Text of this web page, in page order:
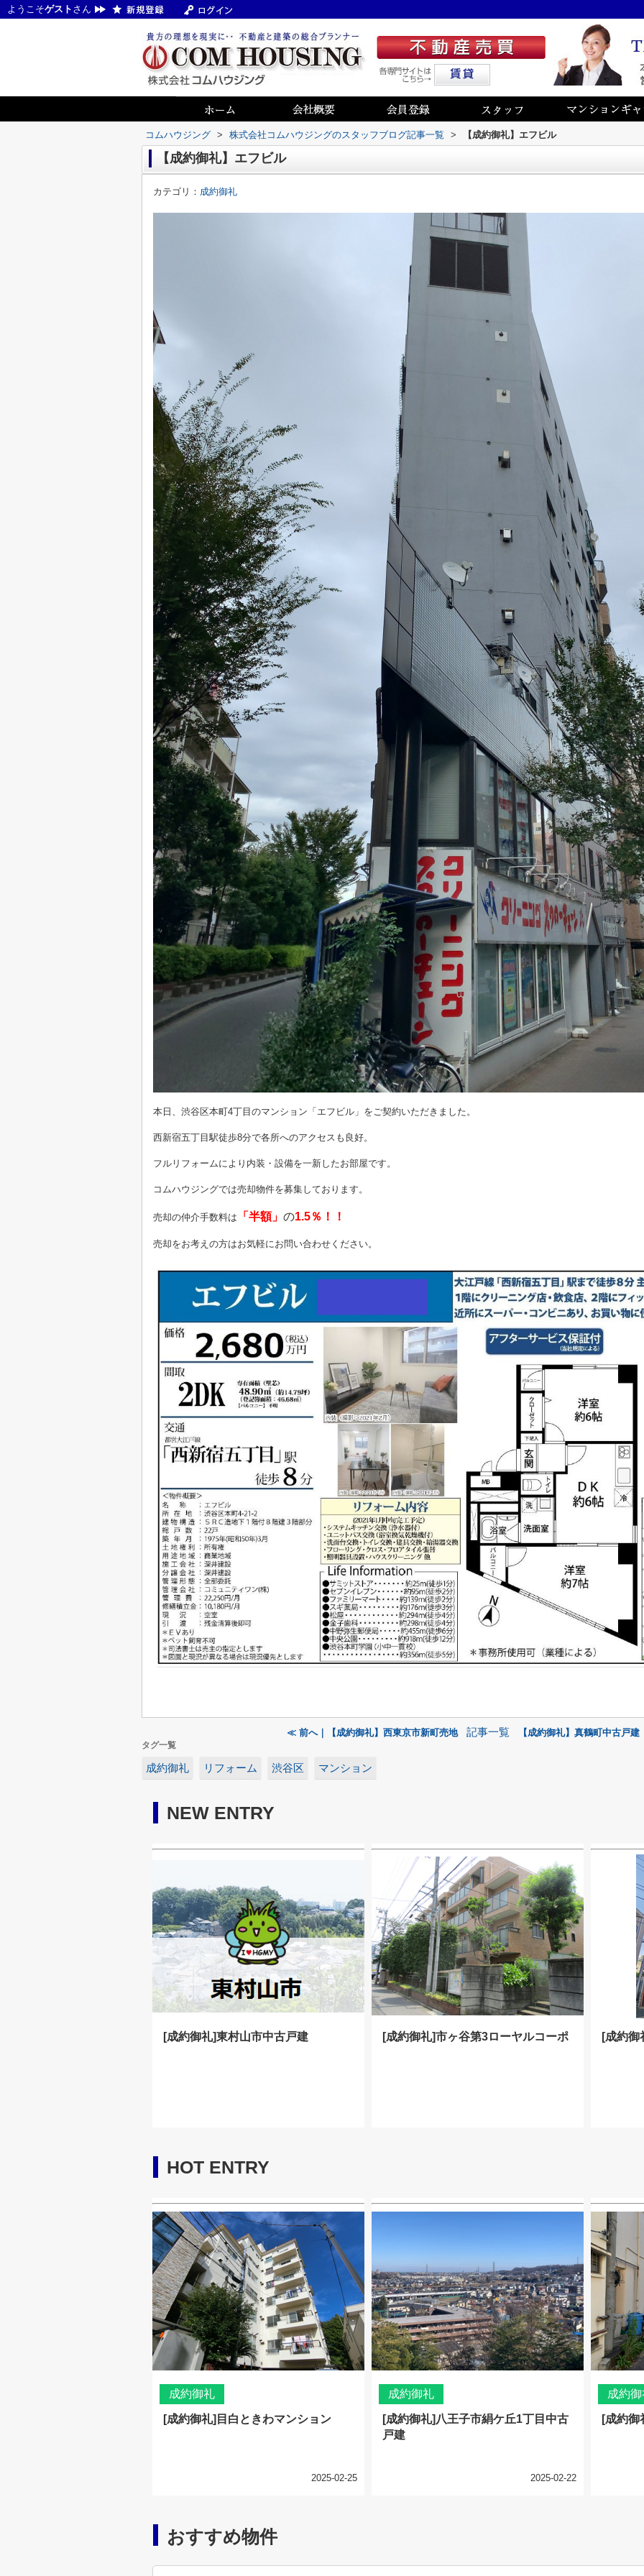
ようこそゲスト さん
コムハウジング > 株式会社コムハウジングのスタッフブログ記事一覧 > 【成約御礼】エフビル
【成約御礼】エフビル
カテゴリ： 成約御礼
本日、渋谷区本町4丁目のマンション「エフビル」をご契約いただきました。
西新宿五丁目駅徒歩8分で各所へのアクセスも良好。
フルリフォームにより内装・設備を一新したお部屋です。
コムハウジングでは売却物件を募集しております。
売却の仲介手数料は 「半額」 の1.5％！！
売却をお考えの方はお気軽にお問い合わせください。
≪ 前へ｜【成約御礼】西東京市新町売地 記事一覧 【成約御礼】真鶴町中古戸
タグ一覧
成約御礼 リフォーム 渋谷区 マンション
NEW ENTRY
[成約御礼]東村山市中古戸建 [成約御礼]市ヶ谷第3ローヤルコーポ [成約御
HOT ENTRY
成約御礼
[成約御礼]目白ときわマンション
2025-02-25
成約御礼
[成約御礼]八王子市絹ケ丘1丁目中古
戸建
2025-02-22
成約
[成約御
おすすめ物件